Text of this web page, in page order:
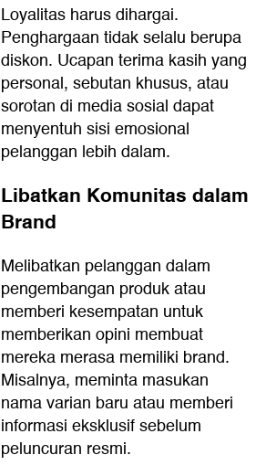
Loyalitas harus dihargai.
Penghargaan tidak selalu berupa
diskon. Ucapan terima kasih yang
personal, sebutan khusus, atau
sorotan di media sosial dapat
menyentuh sisi emosional
pelanggan lebih dalam.
Libatkan Komunitas dalam
Brand
Melibatkan pelanggan dalam
pengembangan produk atau
memberi kesempatan untuk
memberikan opini membuat
mereka merasa memiliki brand.
Misalnya, meminta masukan
nama varian baru atau memberi
informasi eksklusif sebelum
peluncuran resmi.